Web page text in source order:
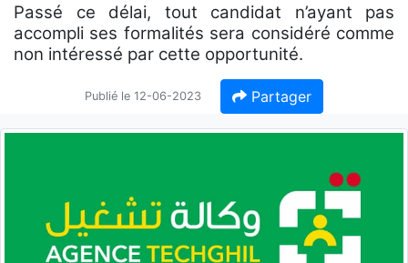
Passé ce délai, tout candidat n’ayant pas
accompli ses formalités sera considéré comme
non intéressé par cette opportunité.
Publié le 12-06-2023 Partager